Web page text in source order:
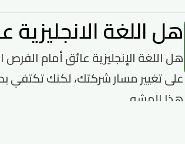
هل اللغة
هل اللغة الإنجليزية عائق أمام الفرص
على تغيير مسار شركتك، لكنك تكتفي
هذا المشه...